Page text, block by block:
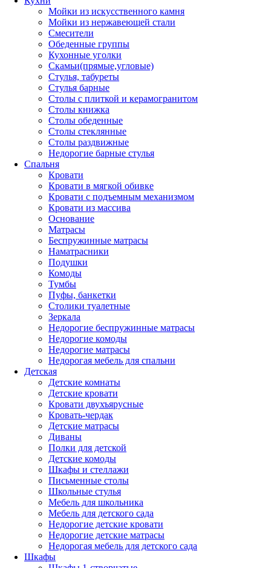
Мойки из искусственного камня
Мойки из нержавеющей стали
Смесители
Обеденные группы
Кухонные уголки
Скамьи(прямые,угловые)
Стулья, табуреты
Стулья барные
Столы с плиткой и керамогранитом
Столы книжка
Столы обеденные
Столы стеклянные
Столы раздвижные
Недорогие барные стулья
Спальня
Кровати
Кровати в мягкой обивке
Кровати с подъемным механизмом
Кровати из массива
Основание
Матрасы
Беспружинные матрасы
Наматрасники
Подушки
Комоды
Тумбы
Пуфы, банкетки
Столики туалетные
Зеркала
Недорогие беспружинные матрасы
Недорогие комоды
Недорогие матрасы
Недорогая мебель для спальни
Детская
Детские комнаты
Детские кровати
Кровати двухъярусные
Кровать-чердак
Детские матрасы
Диваны
Полки для детской
Детские комоды
Шкафы и стеллажи
Письменные столы
Школьные стулья
Мебель для школьника
Мебель для детского сада
Недорогие детские кровати
Недорогие детские матрасы
Недорогая мебель для детского сада
Шкафы